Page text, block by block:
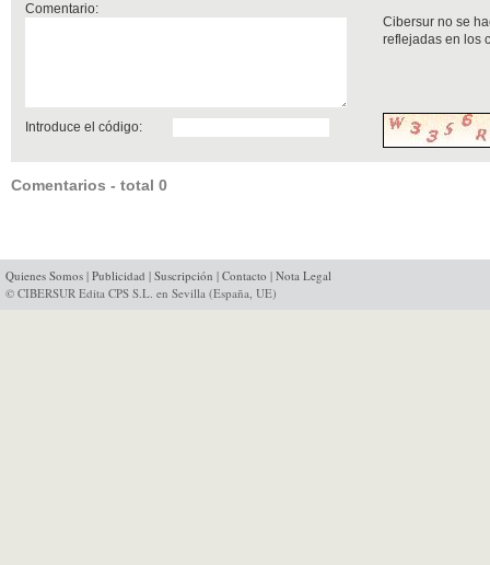
Comentario:
Cibersur no se
reflejadas en los
Introduce el código:
Comentarios - total 0
Quienes Somos | Publicidad | Suscripción | Contacto | Nota Legal
© CIBERSUR Edita CPS S.L. en Sevilla (España, UE)